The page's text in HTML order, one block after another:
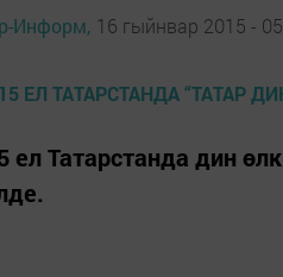
Информ, 16 гыйнвар 2015 -
ел Татарстанда дин